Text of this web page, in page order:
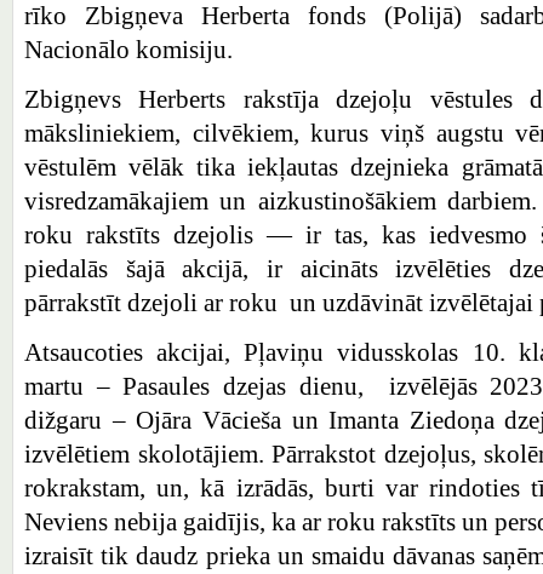
rīko Zbigņeva Herberta fonds (Polijā)
Nacionālo komisiju.
Zbigņevs Herberts rakstīja dzejoļu vēstules
māksliniekiem, cilvēkiem, kurus viņš augstu
vēstulēm vēlāk tika iekļautas dzejnieka
visredzamākajiem un aizkustinošākiem
roku rakstīts dzejolis — ir tas, kas iedvesmo
piedalās šajā akcijā, ir aicināts izvēlēties
pārrakstīt dzejoli ar roku un uzdāvināt izvēlētajai
Atsaucoties akcijai, Pļaviņu vidusskolas 10.
martu – Pasaules dzejas dienu, izvēlējās
dižgaru – Ojāra Vācieša un Imanta Ziedoņa
izvēlētiem skolotājiem. Pārrakstot dzejoļus,
rokrakstam, un, kā izrādās, burti var rindoties
Neviens nebija gaidījis, ka ar roku rakstīts un
izraisīt tik daudz prieka un smaidu dāvanas